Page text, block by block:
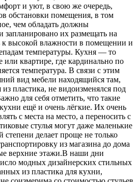
и уют, в свою же очередь,
обстановки помещения, в том
чем обладать должны
запланировано их размещать на
к высокой влажности в помещении и
температуры. Кухня — то
или квартире, где кардинально по
температура. В связи с этим
вид мебели находящийся там,
из пластика, не видоизменялся под
для себя отметить, что такие
ещё и очень лёгкие. Их очень
с места на место, а переносить с
стулья могут даже маленькие
степени делает проще не только
из магазина до дома
верхние этажи.В наши дни
модных дизайнерских стильных
из пластика для кухни,